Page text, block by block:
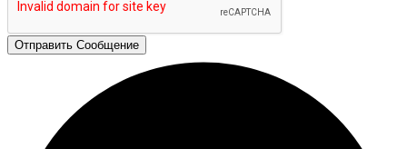
Отправить Сообщение